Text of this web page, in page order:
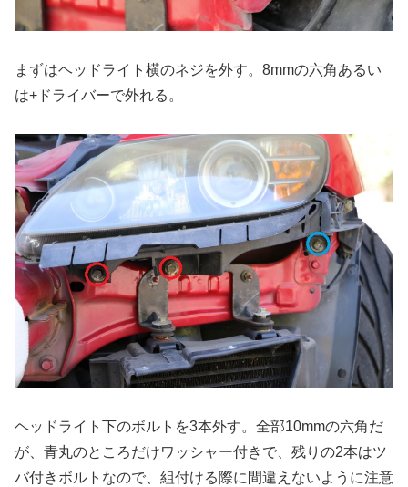
まずはヘッドライト横のネジを外す。8mmの六角あるい
は+ドライバーで外れる。
ヘッドライト下のボルトを3本外す。全部10mmの六角だ
が、青丸のところだけワッシャー付きで、残りの2本はツ
バ付きボルトなので、組付ける際に間違えないように注意